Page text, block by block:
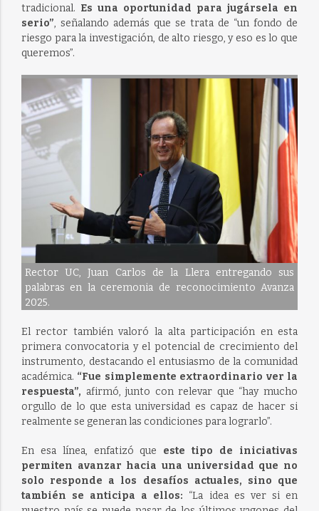
tradicional. Es una oportunidad para jugársela en
serio”, señalando además que se trata de “un fondo de
riesgo para la investigación, de alto riesgo, y eso es lo que
queremos”.
Rector UC, Juan Carlos de la Llera entregando sus
palabras en la ceremonia de reconocimiento Avanza
2025.
El rector también valoró la alta participación en esta
primera convocatoria y el potencial de crecimiento del
instrumento, destacando el entusiasmo de la comunidad
académica. “Fue simplemente extraordinario ver la
respuesta”, afirmó, junto con relevar que “hay mucho
orgullo de lo que esta universidad es capaz de hacer si
realmente se generan las condiciones para lograrlo”.
En esa línea, enfatizó que este tipo de iniciativas
permiten avanzar hacia una universidad que no
solo responde a los desafíos actuales, sino que
también se anticipa a ellos: “La idea es ver si en